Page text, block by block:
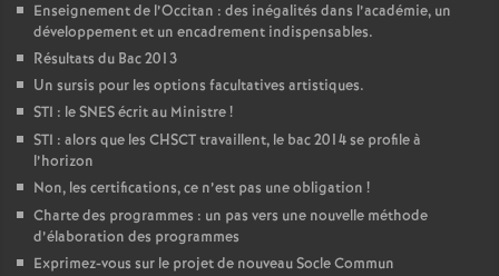
Enseignement de l’Occitan : des inégalités dans l’académie, un
développement et un encadrement indispensables.
Résultats du Bac 2013
Un sursis pour les options facultatives artistiques.
STI : le SNES écrit au Ministre!
STI : alors que les CHSCT travaillent, le bac 2014 se profile à
l’horizon
Non, les certifications, ce n’est pas une obligation !
Charte des programmes : un pas vers une nouvelle méthode
d’élaboration des programmes
Exprimez-vous sur le projet de nouveau Socle Commun